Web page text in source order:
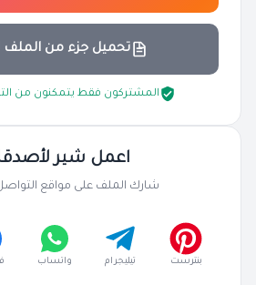
تحميل جزء من الملف
المشتركون فقط يتمكنون من
اعمل شير
شارك الملف على مواقع
بنترست تيليجرام واتساب